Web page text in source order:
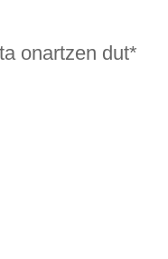
onartzen dut*